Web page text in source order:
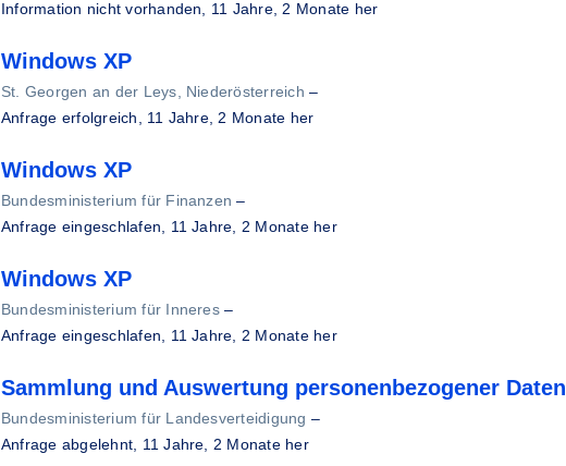
Information nicht vorhanden, 11 Jahre, 2 Monate her
Windows XP
St. Georgen an der Leys, Niederösterreich –
Anfrage erfolgreich, 11 Jahre, 2 Monate her
Windows XP
Bundesministerium für Finanzen –
Anfrage eingeschlafen, 11 Jahre, 2 Monate her
Windows XP
Bundesministerium für Inneres–
Anfrage eingeschlafen, 11 Jahre, 2 Monate her
Sammlung und Auswertung personenbezogener Daten
Bundesministerium für Landesverteidigung –
Anfrage abgelehnt, 11 Jahre, 2 Monate her